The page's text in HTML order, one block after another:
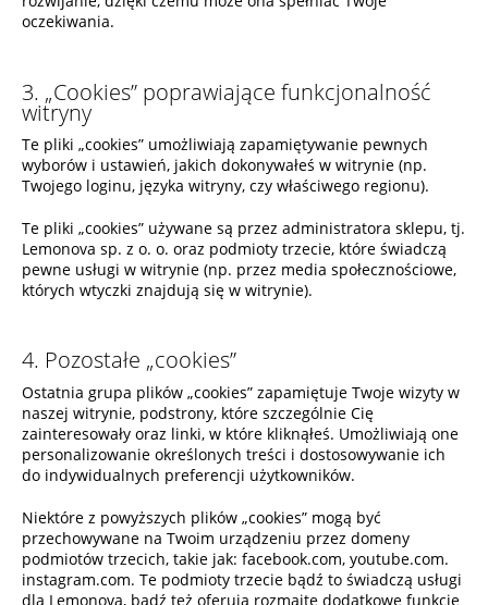
oczekiwania.
3. „Cookies” poprawiające funkcjonalność
witryny
Te pliki „cookies” umożliwiają zapamiętywanie pewnych
wyborów i ustawień, jakich dokonywałeś w witrynie (np.
Twojego loginu, języka witryny, czy właściwego regionu).
Te pliki „cookies” używane są przez administratora sklepu, tj.
Lemonova sp. z o. o. oraz podmioty trzecie, które świadczą
pewne usługi w witrynie (np. przez media społecznościowe,
których wtyczki znajdują się w witrynie).
4. Pozostałe „cookies”
Ostatnia grupa plików „cookies” zapamiętuje Twoje wizyty w
naszej witrynie, podstrony, które szczególnie Cię
zainteresowały oraz linki, w które kliknąłeś. Umożliwiają one
personalizowanie określonych treści i dostosowywanie ich
do indywidualnych preferencji użytkowników.
Niektóre z powyższych plików „cookies” mogą być
przechowywane na Twoim urządzeniu przez domeny
podmiotów trzecich, takie jak: facebook.com, youtube.com.
instagram.com. Te podmioty trzecie bądź to świadczą usługi
dla Lemonova, bądź też oferują rozmaite dodatkowe funkcje